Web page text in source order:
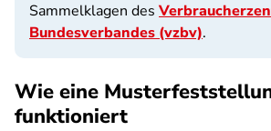
Sammelklagen des
Bundesverbandes (vzbv).
Wie eine
funktioniert